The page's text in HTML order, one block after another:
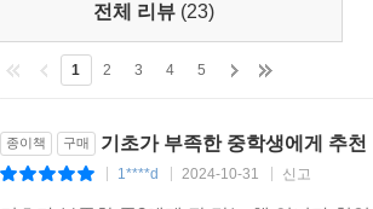
전체 리뷰 (23)
1 2 3 4 5
종이책 구매 기초가 부족한 중학생에게 추천
1****d 2024-10-31 신고